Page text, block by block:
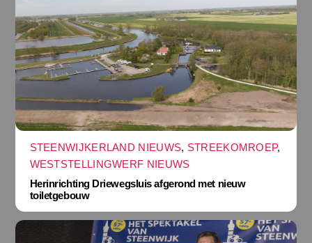
STEENWIJKERLAND NIEUWS, STREEKOMROEP,
WESTSTELLINGWERF NIEUWS
Herinrichting Driewegsluis afgerond met nieuw
toiletgebouw